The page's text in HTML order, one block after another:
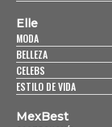
Elle
MODA
BELLEZA
CELEBS
ESTILO DE VIDA
MexBest